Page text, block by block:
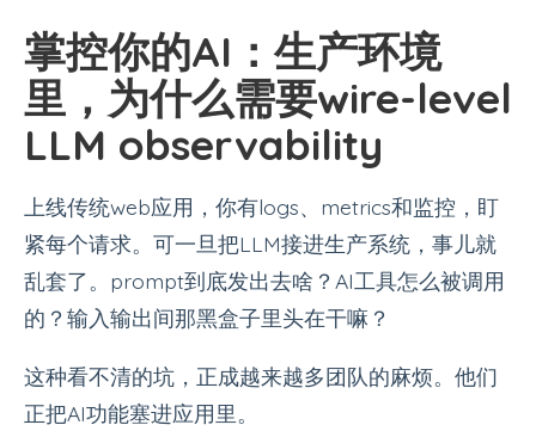
掌控你的AI：生产环境
里，为什么需要wire-level
LLM observability
上线传统web应用，你有logs、metrics和监控，盯
紧每个请求。可一旦把LLM接进生产系统，事儿就
乱套了。prompt到底发出去啥？AI工具怎么被调用
的？输入输出间那黑盒子里头在干嘛？
这种看不清的坑，正成越来越多团队的麻烦。他们
正把AI功能塞进应用里。